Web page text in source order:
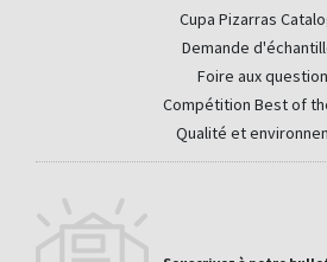
Cupa Pizarras
Demande
Foire aux
Compétition Best of
Qualité et